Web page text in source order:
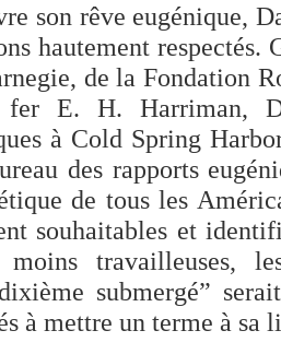
son rêve eugénique,
hautement respectés.
de la Fondation
E. H. Harriman,
à Cold Spring
des rapports
de tous les
souhaitables et
moins travailleuses,
submergé”
à mettre un terme à sa